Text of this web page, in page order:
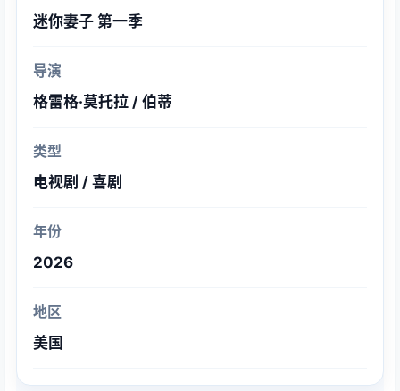
迷你妻子 第一季
导演
格雷格·莫托拉 / 伯蒂
类型
电视剧 / 喜剧
年份
2026
地区
美国